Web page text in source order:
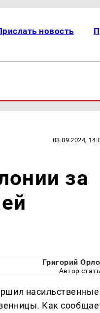
новость
03.09.2024,
за
Григорий
Автор
насильственные
Как